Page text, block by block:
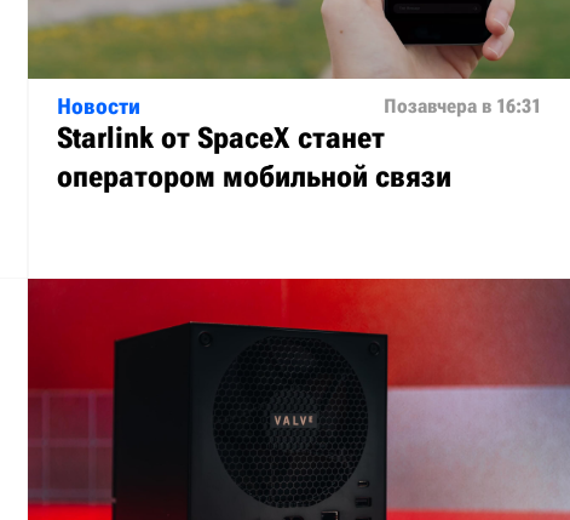
Новости Позавчера в 16:31
Starlink от SpaceX станет
оператором мобильной связи